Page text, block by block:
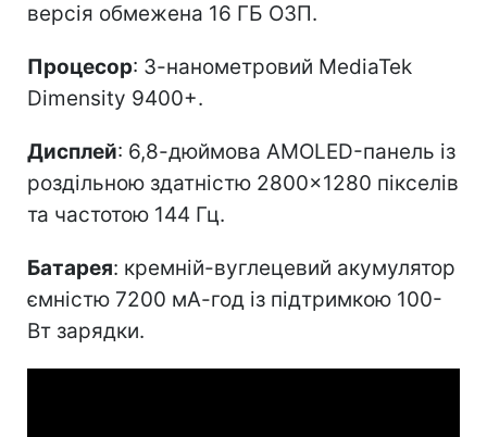
версія обмежена 16 ГБ ОЗП.
Процесор: 3-нанометровий MediaTek
Dimensity 9400+.
Дисплей: 6,8-дюймова AMOLED-панель із
роздільною здатністю 2800×1280 пікселів
та частотою 144 Гц.
Батарея: кремній-вуглецевий акумулятор
ємністю 7200 мА-год із підтримкою 100-
Вт зарядки.